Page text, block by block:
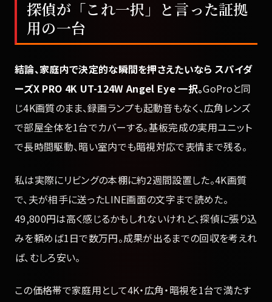
探偵が「これ一択」と言った証拠
用の一台
結論、家庭内で決定的な瞬間を押さえたいなら スパイダ
ーズX PRO 4K UT-124W Angel Eye 一択。GoProと同
じ4K画質のまま、録画ランプも起動音もなく、広角レンズ
で部屋全体を1台でカバーする。基板完成の実用ユニット
で長時間駆動、暗い室内でも暗視対応で表情まで残る。
私は実際にリビングの本棚に約2週間設置した。4K画質
で、夫が相手に送ったLINE画面の文字まで読めた。
49,800円は高く感じるかもしれないけれど、探偵に張り込
みを頼めば1日で数万円。成果が出るまでの回収を考えれ
ば、むしろ安い。
この価格帯で家庭用として4K・広角・暗視を1台で満たす